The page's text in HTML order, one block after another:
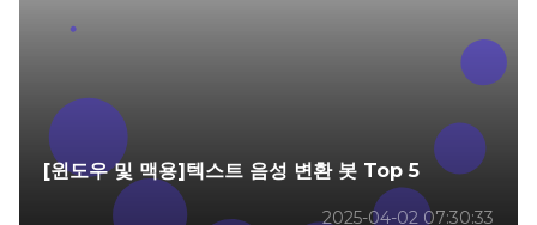
[윈도우 및 맥용]텍스트 음성 변환 봇 Top 5
2025-04-02 07:30:33